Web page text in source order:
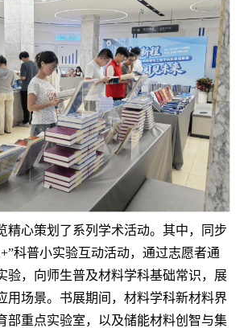
精心策划了系列学术活动。其中，同步
科普小实验互动活动，通过志愿者通
验，向师生普及材料学科基础常识，展
用场景。书展期间，材料学科新材料界
部重点实验室，以及储能材料创智与集